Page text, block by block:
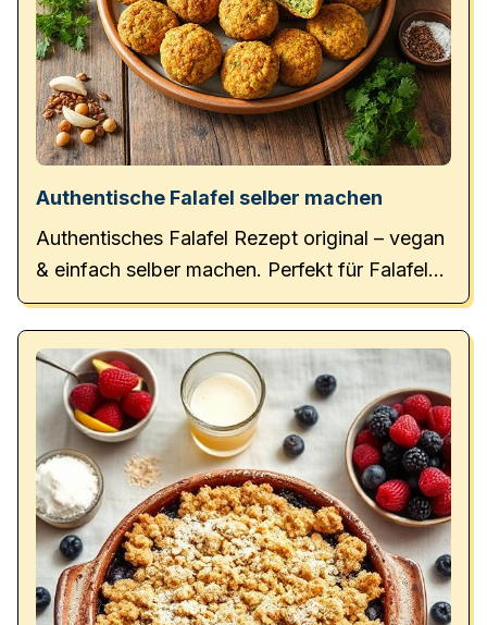
Authentische Falafel selber machen
Authentisches Falafel Rezept original – vegan
& einfach selber machen. Perfekt für Falafel
Bowl oder Teller!